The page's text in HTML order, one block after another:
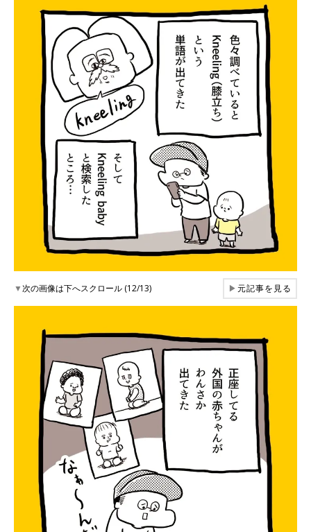
▼次の画像は下へスクロール (12/13) ▶元記事を見る